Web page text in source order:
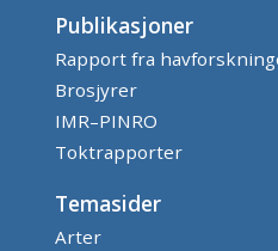
Publikasjoner
Rapport fra
Brosjyrer
IMR–PINRO
Toktrapporter
Temasider
Arter